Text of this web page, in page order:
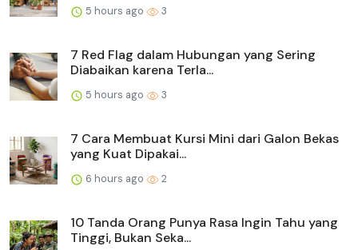
5 hours ago 3
7 Red Flag dalam Hubungan yang Sering
Diabaikan karena Terla...
5 hours ago 3
7 Cara Membuat Kursi Mini dari Galon Bekas
yang Kuat Dipakai...
6 hours ago 2
10 Tanda Orang Punya Rasa Ingin Tahu yang
Tinggi, Bukan Seka...